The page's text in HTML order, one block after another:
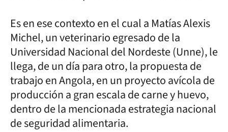
Es en ese contexto en el cual a Matías Alexis
Michel, un veterinario egresado de la
Universidad Nacional del Nordeste (Unne), le
llega, de un día para otro, la propuesta de
trabajo en Angola, en un proyecto avícola de
producción a gran escala de carne y huevo,
dentro de la mencionada estrategia nacional
de seguridad alimentaria.